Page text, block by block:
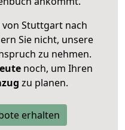
von Stuttgart nach
Sie nicht, unsere
zu nehmen.
noch, um Ihren
zu planen.
erhalten